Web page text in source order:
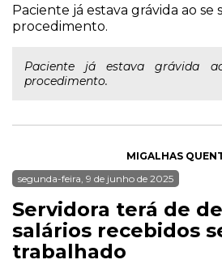
Paciente já estava grávida ao se
procedimento.
Paciente já estava grávida
procedimento.
MIGALHAS
segunda-feira, 9 de junho de 2025
Servidora terá de
salários recebidos
trabalhado